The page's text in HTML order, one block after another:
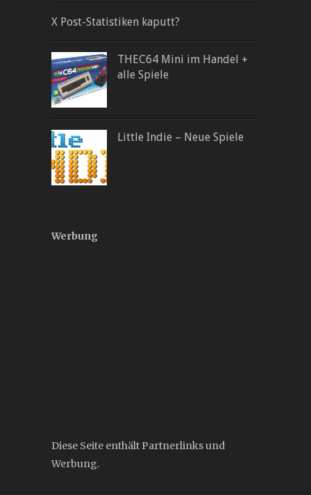
X Post-Statistiken kaputt?
THEC64 Mini im Handel +
alle Spiele
Little Indie – Neue Spiele
Werbung
Diese Seite enthält Partnerlinks und
Werbung.